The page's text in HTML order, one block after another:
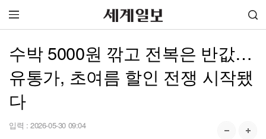
수박 5000원 깎고 전복은 반값…
유통가, 초여름 할인 전쟁 시작됐
다
입력 : 2026-05-30 09:04